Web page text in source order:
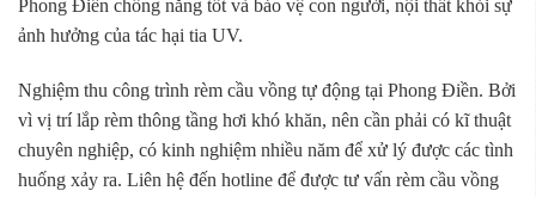
Phong Điền chống nắng tốt và bảo vệ con người, nội thất khỏi sự
ảnh hưởng của tác hại tia UV.
Nghiệm thu công trình rèm cầu vồng tự động tại Phong Điền. Bởi
vì vị trí lắp rèm thông tầng hơi khó khăn, nên cần phải có kĩ thuật
chuyên nghiệp, có kinh nghiệm nhiều năm để xử lý được các tình
huống xảy ra. Liên hệ đến hotline để được tư vấn rèm cầu vồng